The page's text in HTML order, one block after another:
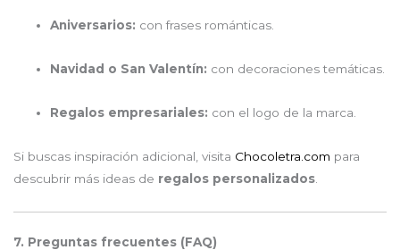
Aniversarios: con frases románticas.
Navidad o San Valentín: con decoraciones temáticas.
Regalos empresariales: con el logo de la marca.
Si buscas inspiración adicional, visita Chocoletra.com para
descubrir más ideas de regalos personalizados.
7. Preguntas frecuentes (FAQ)